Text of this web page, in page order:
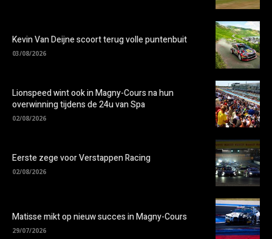
Kevin Van Deijne scoort terug volle puntenbuit
03/08/2026
Lionspeed wint ook in Magny-Cours na hun
overwinning tijdens de 24u van Spa
02/08/2026
Eerste zege voor Verstappen Racing
02/08/2026
Matisse mikt op nieuw succes in Magny-Cours
29/07/2026